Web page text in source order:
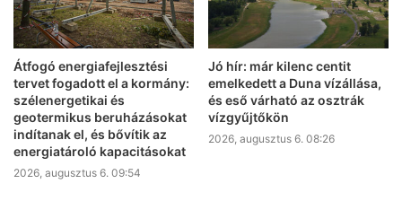
Átfogó energiafejlesztési
tervet fogadott el a kormány:
szélenergetikai és
geotermikus beruházásokat
indítanak el, és bővítik az
energiatároló kapacitásokat
2026, augusztus 6. 09:54
Jó hír: már kilenc centit
emelkedett a Duna vízállása,
és eső várható az osztrák
vízgyűjtőkön
2026, augusztus 6. 08:26